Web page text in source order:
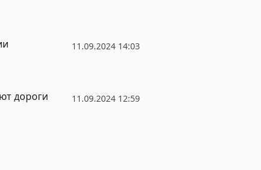
11.09.2024 14:03
11.09.2024 12:59
дороги